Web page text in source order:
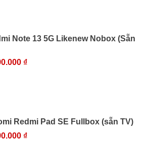
Note 13 5G Likenew Nobox (Sẵn
₫
Redmi Pad SE Fullbox (sẵn TV)
₫